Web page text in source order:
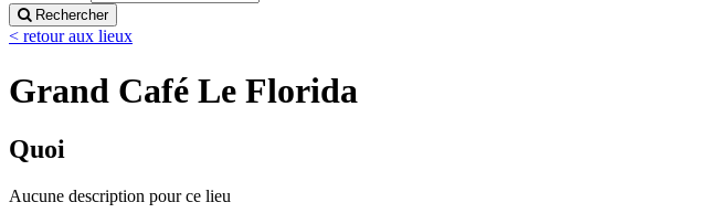
Rechercher
< retour aux lieux
Grand Café Le Florida
Quoi
Aucune description pour ce lieu